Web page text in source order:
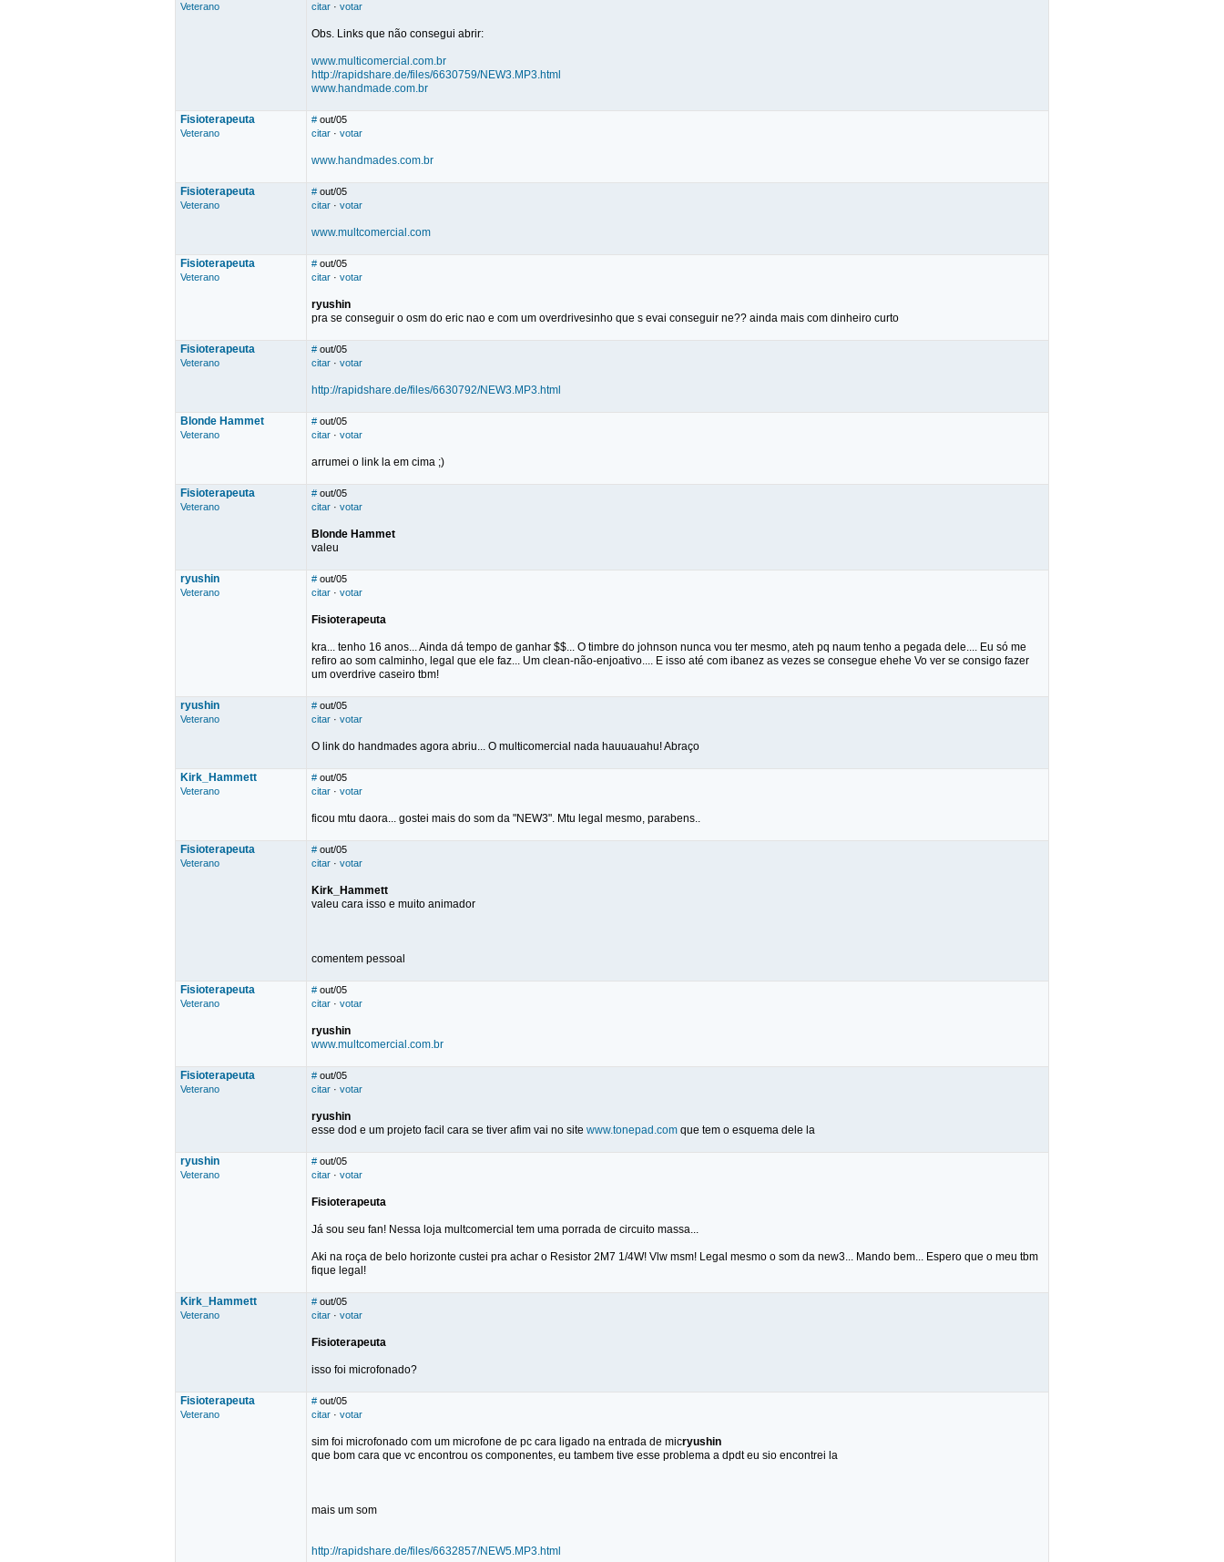
Veterano
citar · votar
Obs. Links que não consegui abrir:
www.multicomercial.com.br
http://rapidshare.de/files/6630759/NEW3.MP3.html
www.handmade.com.br
Fisioterapeuta
Veterano
# out/05
citar · votar
www.handmades.com.br
Fisioterapeuta
Veterano
# out/05
citar · votar
www.multcomercial.com
Fisioterapeuta
Veterano
# out/05
citar · votar
ryushin
pra se conseguir o osm do eric nao e com um overdrivesinho que s evai conseguir ne?? ainda mais com dinheiro curto
Fisioterapeuta
Veterano
# out/05
citar · votar
http://rapidshare.de/files/6630792/NEW3.MP3.html
Blonde Hammet
Veterano
# out/05
citar · votar
arrumei o link la em cima ;)
Fisioterapeuta
Veterano
# out/05
citar · votar
Blonde Hammet
valeu
ryushin
Veterano
# out/05
citar · votar
Fisioterapeuta
kra... tenho 16 anos... Ainda dá tempo de ganhar $$... O timbre do johnson nunca vou ter mesmo, ateh pq naum tenho a pegada dele.... Eu só me
refiro ao som calminho, legal que ele faz... Um clean-não-enjoativo.... E isso até com ibanez as vezes se consegue ehehe Vo ver se consigo fazer
um overdrive caseiro tbm!
ryushin
Veterano
# out/05
citar · votar
O link do handmades agora abriu... O multicomercial nada hauuauahu! Abraço
Kirk_Hammett
Veterano
# out/05
citar · votar
ficou mtu daora... gostei mais do som da "NEW3". Mtu legal mesmo, parabens..
Fisioterapeuta
Veterano
# out/05
citar · votar
Kirk_Hammett
valeu cara isso e muito animador
comentem pessoal
Fisioterapeuta
Veterano
# out/05
citar · votar
ryushin
www.multcomercial.com.br
Fisioterapeuta
Veterano
# out/05
citar · votar
ryushin
esse dod e um projeto facil cara se tiver afim vai no site www.tonepad.com que tem o esquema dele la
ryushin
Veterano
# out/05
citar · votar
Fisioterapeuta
Já sou seu fan! Nessa loja multcomercial tem uma porrada de circuito massa...
Aki na roça de belo horizonte custei pra achar o Resistor 2M7 1/4W! Vlw msm! Legal mesmo o som da new3... Mando bem... Espero que o meu tbm
fique legal!
Kirk_Hammett
Veterano
# out/05
citar · votar
Fisioterapeuta
isso foi microfonado?
Fisioterapeuta
Veterano
# out/05
citar · votar
sim foi microfonado com um microfone de pc cara ligado na entrada de micryushin
que bom cara que vc encontrou os componentes, eu tambem tive esse problema a dpdt eu sio encontrei la
mais um som
http://rapidshare.de/files/6632857/NEW5.MP3.html